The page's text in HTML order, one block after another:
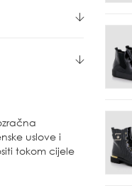
uslove i
tokom cijele